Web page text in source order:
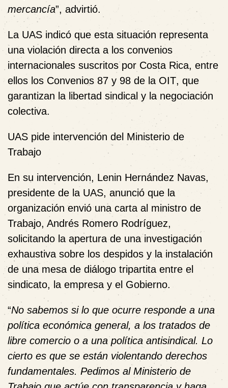
mercancía”, advirtió.
La UAS indicó que esta situación representa
una violación directa a los convenios
internacionales suscritos por Costa Rica, entre
ellos los Convenios 87 y 98 de la OIT, que
garantizan la libertad sindical y la negociación
colectiva.
UAS pide intervención del Ministerio de
Trabajo
En su intervención, Lenin Hernández Navas,
presidente de la UAS, anunció que la
organizaciónenvió una carta al ministro de
Trabajo, Andrés Romero Rodríguez,
solicitando la apertura de una investigación
exhaustiva sobre los despidos y lainstalación
de una mesa de diálogo tripartita entre el
sindicato, la empresa y el Gobierno.
“No sabemos si lo que ocurre responde a una
política económica general, a los tratados de
libre comercio o a una política antisindical. Lo
cierto es que se están violentando derechos
fundamentales. Pedimos al Ministerio de